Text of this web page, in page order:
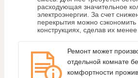
расходующая значительное
электроэнергии. За счет
перекрытия можно
конструкциях, сделав их
Ремонт может
отдельной комнате
комфортности